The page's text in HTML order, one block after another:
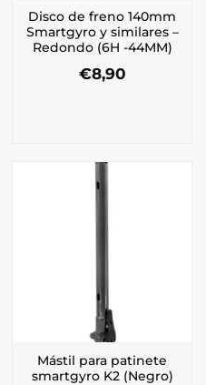
Disco de freno 140mm
Smartgyro y similares –
Redondo (6H -44MM)
€8,90
Mástil para patinete
smartgyro K2 (Negro)